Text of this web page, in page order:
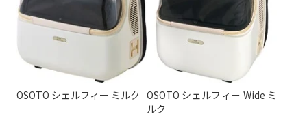
OSOTO シェルフィー ミルク OSOTO シェルフィー Wide ミ
ルク